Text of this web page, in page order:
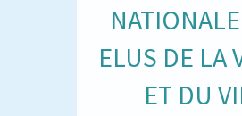
ELUS DE LA
ET DU